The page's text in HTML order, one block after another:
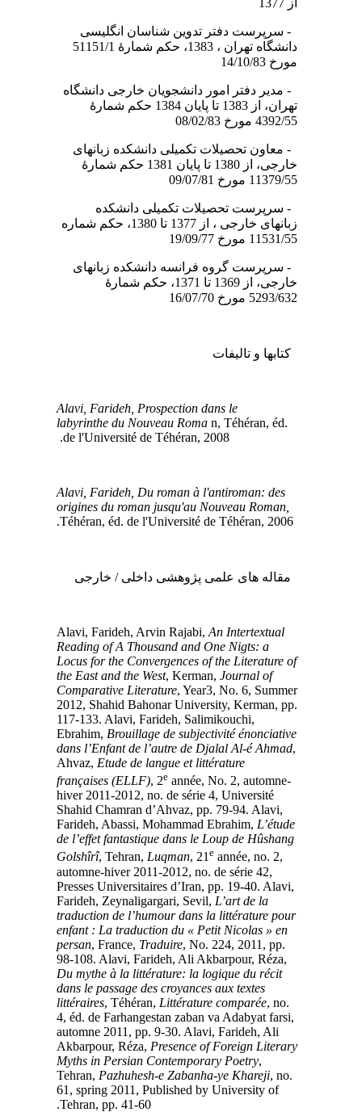
از 1377
- سرپرست دفتر تدوین شناسان انگلیسی
دانشگاه تهران ، 1383، حکم شمارۀ 51151/1
مورخ 14/10/83
- مدیر دفتر امور دانشجویان خارجی دانشگاه
تهران، از 1383 تا پایان 1384 حکم شمارۀ
4392/55 مورخ 08/02/83
- معاون تحصیلات تکمیلی دانشکده زبانهای
خارجی، از 1380 تا پایان 1381 حکم شمارۀ
11379/55 مورخ 09/07/81
- سرپرست تحصیلات تکمیلی دانشکده
زبانهای خارجی ، از 1377 تا 1380، حکم شماره
11531/55 مورخ 19/09/77
- سرپرست گروه فرانسه دانشکده زبانهای
خارجی، از 1369 تا 1371، حکم شمارۀ
5293/632 مورخ 16/07/70
کتابها و تالیفات
Alavi, Farideh, Prospection dans le
labyrinthe du Nouveau Roman, Téhéran, éd.
de l'Université de Téhéran, 2008.
Alavi, Farideh, Du roman à l'antiroman: des
origines du roman jusqu'au Nouveau Roman,
Téhéran, éd. de l'Université de Téhéran, 2006.
مقاله های علمی پژوهشی داخلی / خارجی
Alavi, Farideh, Arvin Rajabi,An Intertextual
Reading of A Thousand and One Nigts: a
Locus for the Convergences of the Literature of
the East and the West, Kerman,Journal of
Comparative Literature, Year3, No. 6, Summer
2012, Shahid Bahonar University, Kerman, pp.
117-133. Alavi, Farideh, Salimikouchi,
Ebrahim,Brouillage de subjectivité énonciative
dans l’Enfant de l’autre de Djalal Al-é Ahmad
Ahvaz,Etude de langue et littérature
françaises (ELLF), 2 eannée, No. 2, automne-
hiver 2011-2012, no. de série 4, Université
Shahid Chamran d’Ahvaz, pp. 79-94. Alavi,
Farideh, Abassi, Mohammad Ebrahim,L’étude
de l’effet fantastique dans le Loup de Hûshang
Golshîrî, Tehran,Luqman, 21 eannée, no. 2,
automne-hiver 2011-2012, no. de série 42,
Presses Universitaires d’Iran, pp. 19-40. Alavi,
Farideh, Zeynaligargari, Sevil,L’art de la
traduction de l’humour dans la littérature pour
enfant : La traduction du « Petit Nicolas » en
persan, France,Traduire, No. 224, 2011, pp.
98-108. Alavi, Farideh, Ali Akbarpour, Réza,
Du mythe à la littérature: la logique du récit
dans le passage des croyances aux textes
littéraires, Téhéran,Littérature comparée, no.
4, éd. de Farhangestan zaban va Adabyat farsi,
automne 2011, pp. 9-30. Alavi, Farideh, Ali
Akbarpour, Réza,Presence of Foreign Literary
Myths in Persian Contemporary Poetry
Tehran,Pazhuhesh-e Zabanha-ye Khareji, no.
61, spring 2011, Published by University of
Tehran, pp. 41-60.